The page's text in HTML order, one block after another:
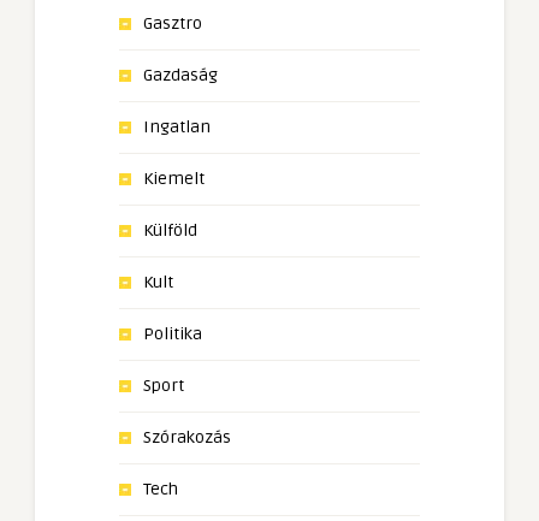
Gasztro
Gazdaság
Ingatlan
Kiemelt
Külföld
Kult
Politika
Sport
Szórakozás
Tech